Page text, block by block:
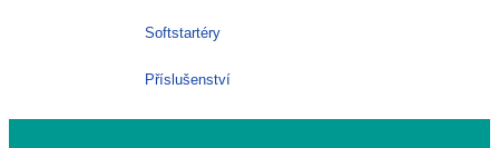
Softstartéry
Příslušenství